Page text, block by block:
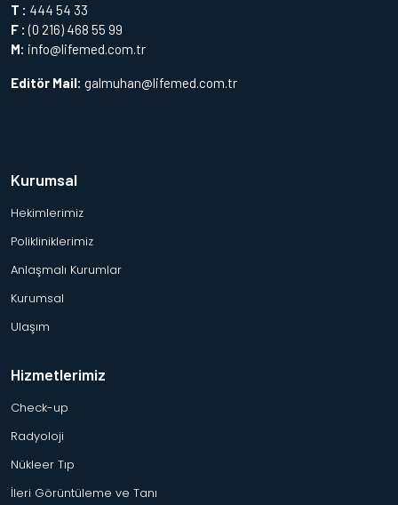
T : 444 54 33
F : (0 216) 468 55 99
M: info@lifemed.com.tr
Editör Mail: galmuhan@lifemed.com.tr
Kurumsal
Hekimlerimiz
Polikliniklerimiz
Anlaşmalı Kurumlar
Kurumsal
Ulaşım
Hizmetlerimiz
Check-up
Radyoloji
Nükleer Tıp
İleri Görüntüleme ve Tanı